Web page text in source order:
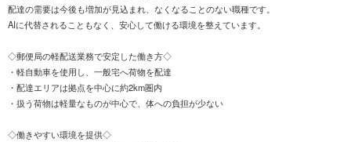
配達の需要は今後も増加が見込まれ、なくなることのない職種です。
AIに代替されることもなく、安心して働ける環境を整えています。
◇郵便局の軽配送業務で安定した働き方◇
・軽自動車を使用し、一般宅へ荷物を配達
・配達エリアは拠点を中心に約2km圏内
・扱う荷物は軽量なものが中心で、体への負担が少ない
◇働きやすい環境を提供◇